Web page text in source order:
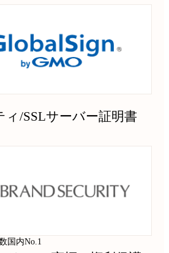
ィ/SSLサーバー証明書
国内No.1